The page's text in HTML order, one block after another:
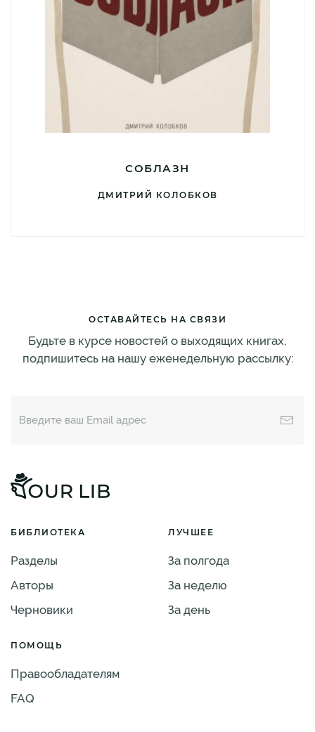
СОБЛАЗН
ДМИТРИЙ КОЛОБКОВ
ОСТАВАЙТЕСЬ НА СВЯЗИ
Будьте в курсе новостей о выходящих книгах,
подпишитесь на нашу еженедельную рассылку:
БИБЛИОТЕКА
Разделы
Авторы
Черновики
ЛУЧШЕЕ
За полгода
За неделю
За день
ПОМОЩЬ
Правообладателям
FAQ